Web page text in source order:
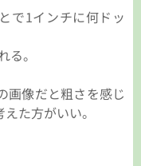
で1インチに何ドッ
。
画像だと粗さを感じ
えた方がいい。